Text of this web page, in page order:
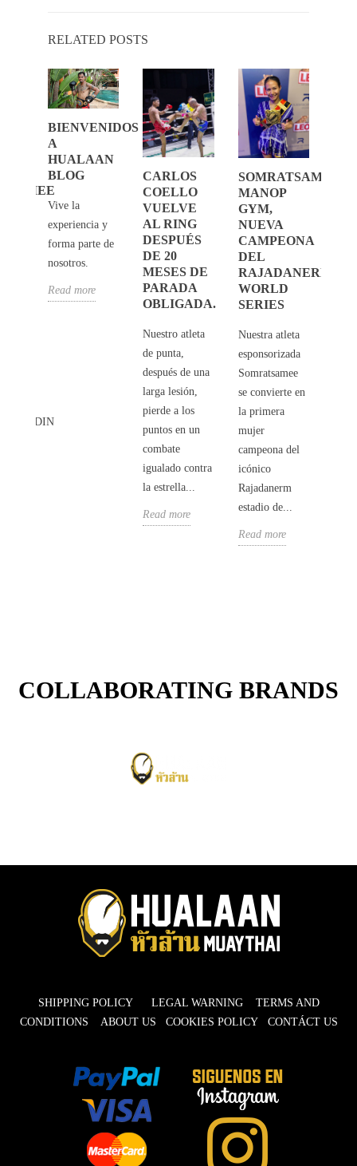
RELATED POSTS
BIENVENIDOS
A
HUALAAN
BLOG
Vive la
experiencia y
forma parte de
nosotros.
Read more
CARLOS
COELLO
VUELVE
AL RING
DESPUÉS
DE 20
MESES DE
PARADA
OBLIGADA.
Nuestro atleta
de punta,
después de una
larga lesión,
pierde a los
puntos en un
combate
igualado contra
la estrella...
Read more
SOMRATSAMEE
MANOP
GYM,
NUEVA
CAMPEONA
DEL
RAJADANERM
WORLD
SERIES
Nuestra atleta
esponsorizada
Somratsamee
se convierte en
la primera
mujer
campeona del
icónico
Rajadanerm
estadio de...
Read more
COLLABORATING BRANDS
SHIPPING POLICY LEGAL WARNING
TERMS AND
CONDITIONS
ABOUT US COOKIES POLICY CONTÁCT US